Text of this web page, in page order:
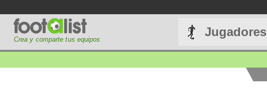
Crea y comparte tus equipos
Jugadores